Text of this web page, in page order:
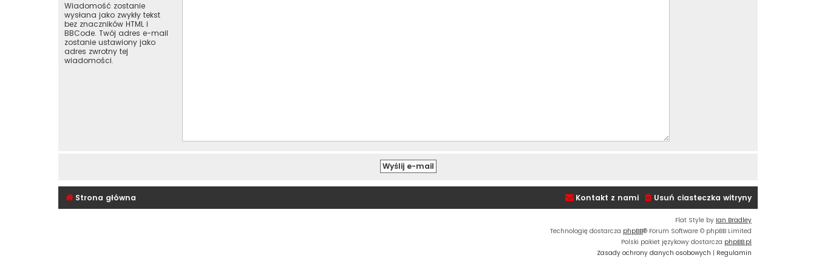
Wiadomość zostanie
wysłana jako zwykły tekst
bez znaczników HTML i
BBCode. Twój adres e-mail
zostanie ustawiony jako
adres zwrotny tej
wiadomości.
Strona główna Usuń ciasteczka witryny
Kontakt z nami
Flat Style by Ian Bradley
Technologię dostarcza phpBB® Forum Software © phpBB Limited
Polski pakiet językowy dostarcza phpBB.pl
Zasady ochrony danych osobowych | Regulamin